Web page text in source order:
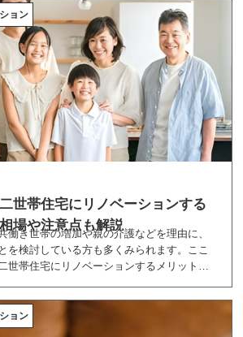
ョン
世帯住宅にリノベーションする
場や注意点も解説
働き世帯の増加や親の介護などを理由に、
を検討している方も多くみられます。ここ
世帯住宅にリノベーションするメリットや
ョン